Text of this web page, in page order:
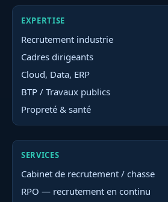
EXPERTISE
Recrutement industrie
Cadres dirigeants
Cloud, Data, ERP
BTP / Travaux publics
Propreté & santé
SERVICES
Cabinet de recrutement / chasse
RPO — recrutement en continu